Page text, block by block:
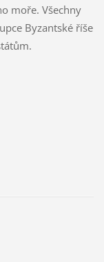
moře. Všechny
Byzantské říše